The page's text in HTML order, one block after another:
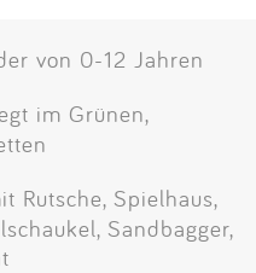
von 0-12 Jahren
im Grünen,
Rutsche, Spielhaus,
Sandbagger,